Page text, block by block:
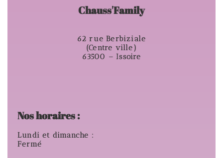
Chauss'Family
62 rue Berbiziale
(Centre ville)
63500 – Issoire
Nos horaires :
Lundi et dimanche :
Fermé